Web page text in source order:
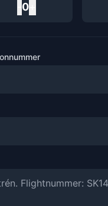
0